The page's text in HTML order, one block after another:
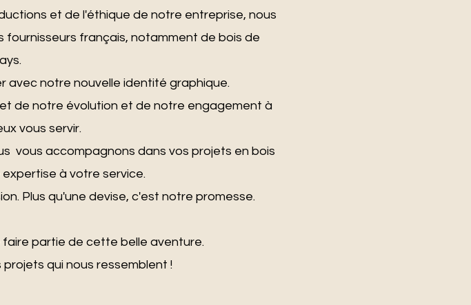
et de l'éthique de notre entreprise, nous
français, notamment de bois de
avec notre nouvelle identité graphique.
de notre évolution et de notre engagement à
vous servir.​
vous accompagnons dans vos projets en bois
à votre service.
Plus qu'une devise, c'est notre promesse.
partie de cette belle aventure.
qui nous ressemblent !